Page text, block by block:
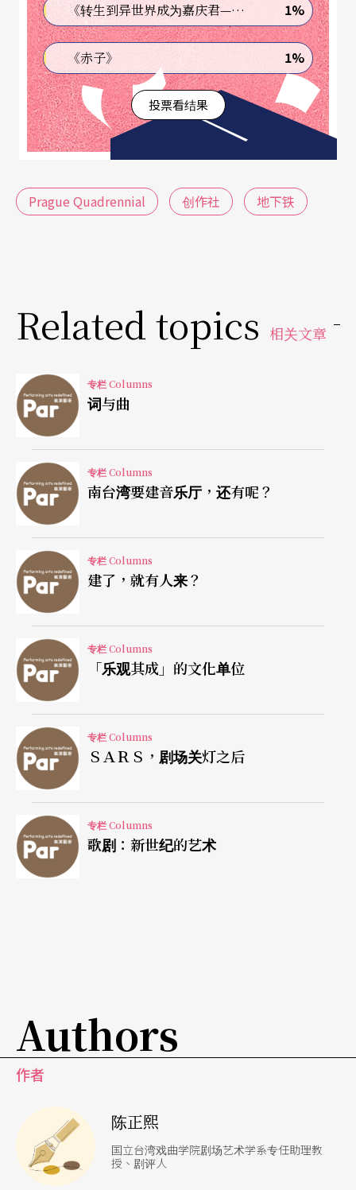
下，获得国家馆部分银牌奖的荣誉（注）。PQ的奖
项，虽然无法如美国的东尼奖或电影界的金棕榈引
人注目，但它在国际剧场界中的权威地位，却绝对
不亚于这些奖项。因此，台湾在PQ的获奖，相较于
台湾许多电影导演在各大影展中的光荣纪录，理应
获得相同的重视。
只是，当这样的消息传回台湾之后，受到的却是传
有两三则的报导，一般民众，或甚至多数的剧场工
作者对此事件能够有多少了解，就不免让人存疑。
九月底举行成果发表会。我个人非常希望，这次的
成果发表会，不仅只是接受相关单位补助的例行作
业，而能借由传播媒体更多的报导，剧场工作者与
一般大众更多的关切和参与，形成一个可以对许多
相关议题加以讨论的机会。
还有关于创作社新作《地下铁》的一点想法。
观赏《地下铁》演出的时候，我的旁边是一位本地
艺文界的重要人士，他对于创作社剧团以范植伟等
几位明星为票房号召的做法，颇不以为然，他认为
这样的制作模式对于剧团本身的成长，和整体表演
艺术环境的健全发展都没有好处。
我并非不能同意这位重要人士的看法，对于其他剧
团汲汲与媒体名人合作，却不顾制作品质与专业原
则的做法，也深不以为然。但在看《地下铁》时，
我却有另一个想法，或疑问。
相对来看，因为范植伟而走进《地下铁》的fan应该
会发现：在演出中最为亮眼的，其实是他们不知道
名字的剧场演员徐堰玲、马照琪、Fa，换言之，这
也有潜力成为剧场里的明星。
因此，重点可能不是要不要依靠明星来拉抬声势、
《转生到异世界成为嘉庆君—发现我的祖先是诈骗集团!?》 1%
《赤子》 1%
投票看结果
Prague Quadrennial 创作社 地下铁
Related topics 相关文章
专栏 Columns
词与曲
专栏 Columns
南台湾要建音乐厅，还有呢？
专栏 Columns
建了，就有人来？
专栏 Columns
「乐观其成」的文化单位
专栏 Columns
ＳＡＲＳ，剧场关灯之后
专栏 Columns
歌剧：新世纪的艺术
Authors
作者
陈正熙
国立台湾戏曲学院剧场艺术学系专任助理教
授、剧评人